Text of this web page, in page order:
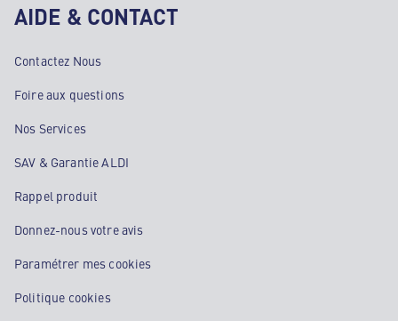
AIDE & CONTACT
Contactez Nous
Foire aux questions
Nos Services
SAV & Garantie ALDI
Rappel produit
Donnez-nous votre avis
Paramétrer mes cookies
Politique cookies